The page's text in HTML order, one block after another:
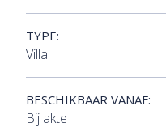
TYPE:
Villa
BESCHIKBAAR VANAF:
Bij akte